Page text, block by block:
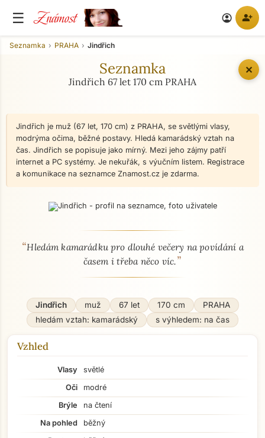
☰ Známost account_circle person_add
✕
Seznamka PRAHA Jindřich
Seznamka
Jindřich 67 let 170 cm PRAHA
Jindřich je muž (67 let, 170 cm) z PRAHA, se světlými vlasy,
modrýma očima, běžné postavy. Hledá kamarádský vztah na
čas. Jindřich se popisuje jako mírný. Mezi jeho zájmy patří
internet a PC systémy. Je nekuřák, s výučním listem. Registrace
a komunikace na seznamce Znamost.cz je zdarma.
O mně - seznamka profil
“Hledám kamarádku pro dlouhé večery na povídání a
časem i třeba něco víc.”
Jindřich muž 67 let 170 cm
PRAHA
hledám vztah: kamarádský
s výhledem: na čas
Vzhled
Vlasy
světlé
Oči
modré
Brýle
na čtení
Na pohled
běžný